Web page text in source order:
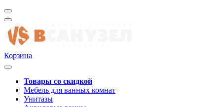
Корзина
Товары со скидкой
Мебель для ванных комнат
Унитазы